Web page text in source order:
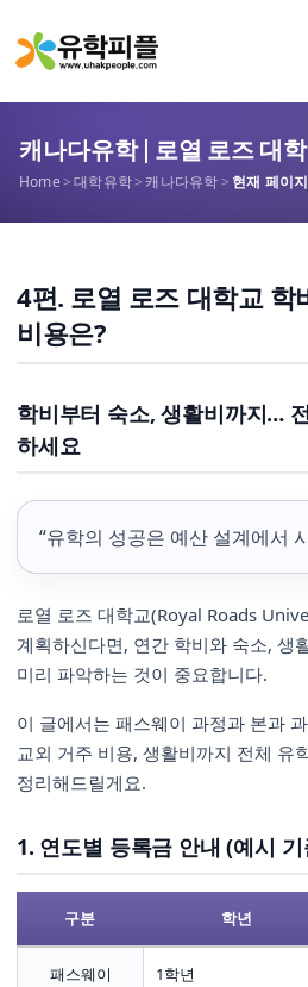
캐나다유학 | 로열 로즈 대
Home>대학유학> 캐나다유학> 현재 페이지
4편. 로열 로즈 대학교 학
비용은?
학비부터 숙소, 생활비까지…
하세요
“유학의 성공은 예산 설계에서
로열 로즈 대학교(Royal Roads
계획하신다면, 연간 학비와 숙소, 생
미리 파악하는 것이 중요합니다.
이 글에서는 패스웨이 과정과 본과
교외 거주 비용, 생활비까지 전체 유
정리해드릴게요.
1. 연도별 등록금 안내 (예시 기
구분 학년
패스웨이 1학년